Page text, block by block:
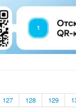
127 128 129